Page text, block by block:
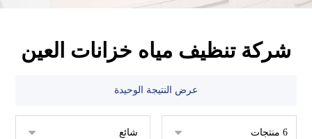
شركة تنظيف مياه خزانات العين
عرض النتيجة الوحيدة